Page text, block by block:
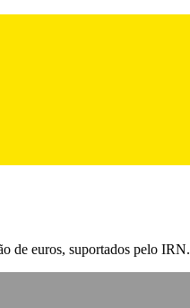
de euros, suportados pelo IRN.